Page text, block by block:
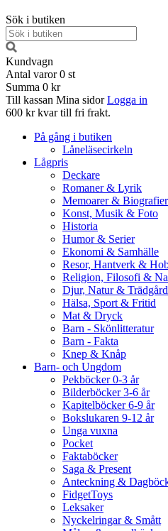
Sök i butiken
Kundvagn
Antal varor 0 st
Summa 0 kr
Till kassan Mina sidor Logga in
600 kr kvar till fri frakt.
På gång i butiken
Låneläsecirkeln
Lågpris
Deckare
Romaner & Lyrik
Memoarer & Biografier
Konst, Musik & Foto
Historia
Humor & Serier
Ekonomi & Samhälle
Resor, Hantverk &
Religion, Filosofi &
Djur, Natur & Trädgård
Hälsa, Sport & Fritid
Mat & Dryck
Barn - Skönlitteratur
Barn - Fakta
Knep & Knåp
Barn- och Ungdom
Pekböcker 0-3 år
Bilderböcker 3-6 år
Kapitelböcker 6-9 år
Bokslukaren 9-12 år
Unga vuxna
Pocket
Faktaböcker
Saga & Present
Anteckning &
FidgetToys
Leksaker
Nyckelringar & Smått